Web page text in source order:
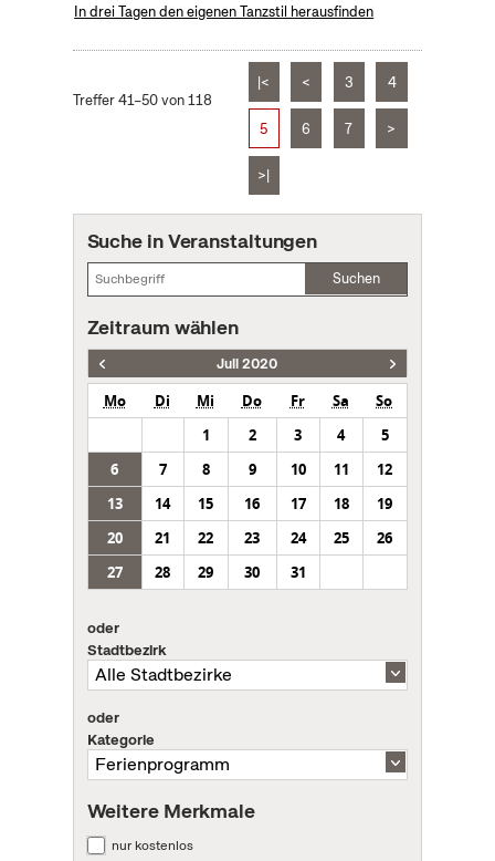
In drei Tagen den eigenen Tanzstil herausfinden
Treffer 41–50 von 118
|< < 3 4
5 6 7 >
>|
Suche in Veranstaltungen
Suchen
Zeitraum wählen
Juli 2020
Mo Di Mi Do Fr Sa
So
1
2 3 4
5
6
7 8 9 10 11
12
13
14 15 16 17 18
19
20
21 22 23 24 25
26
27
28 29 30 31
oder
Stadtbezirk
oder
Kategorie
Weitere Merkmale
nur kostenlos